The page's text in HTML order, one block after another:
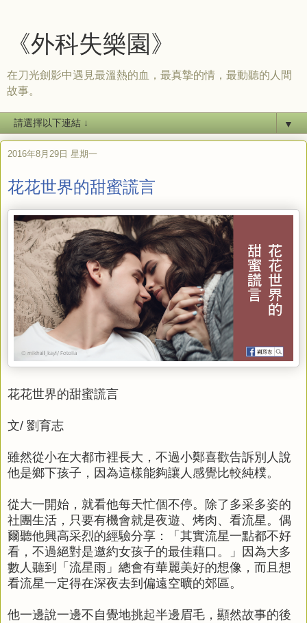
《外科失樂園》
在刀光劍影中遇見最溫熱的血，最真摯的情，最動聽的人間
故事。
▼
2016年8月29日 星期一
花花世界的甜蜜謊言
花花世界的甜蜜謊言
文/ 劉育志
雖然從小在大都市裡長大，不過小鄭喜歡告訴別人說
他是鄉下孩子，因為這樣能夠讓人感覺比較純樸。
從大一開始，就看他每天忙個不停。除了多采多姿的
社團生活，只要有機會就是夜遊、烤肉、看流星。偶
爾聽他興高采烈的經驗分享：「其實流星一點都不好
看，不過絕對是邀約女孩子的最佳藉口。」因為大多
數人聽到「流星雨」總會有華麗美好的想像，而且想
看流星一定得在深夜去到偏遠空曠的郊區。
他一邊說一邊不自覺地挑起半邊眉毛，顯然故事的後